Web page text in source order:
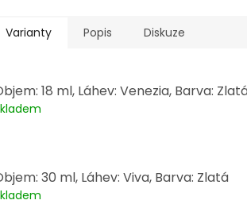
Varianty Popis Diskuze
18 ml, Láhev: Venezia, Barva:
30 ml, Láhev: Viva, Barva: Zlatá